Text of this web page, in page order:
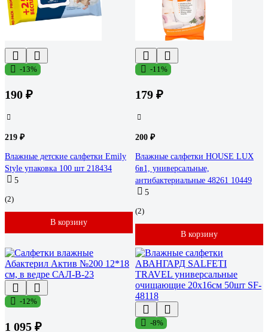
-13%
190 ₽
219 ₽
Влажные детские салфетки Emily
Style упаковка 100 шт 218434
5
(2)
В корзину
-11%
179 ₽
200 ₽
Влажные салфетки HOUSE LUX
6в1, универсальные,
антибактериальные 48261 10449
5
(2)
В корзину
-12%
1 095 ₽ -8%